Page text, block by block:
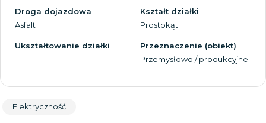
Droga dojazdowa
Asfalt
Kształt działki
Prostokąt
Ukształtowanie działki
Przeznaczenie (obiekt)
Przemysłowo / produkcyjne
Elektryczność